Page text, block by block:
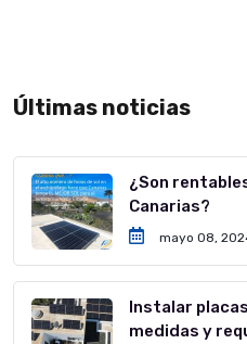
Últimas noticias
¿Son
Canarias?
mayo 08,
Instalar
medidas y